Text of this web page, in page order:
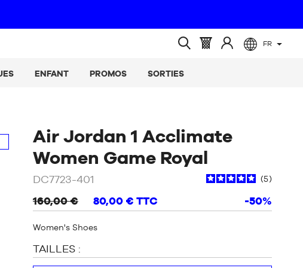
FR
la
ENFANT PROMOS SORTIES
Air Jordan 1 Acclimate
Women Game Royal
DC7723-401 5
160,00 € 80,00 € TTC -50%
Women's Shoes
TAILLES :